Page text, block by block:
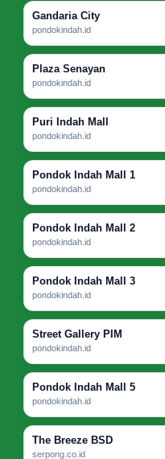
Gandaria City
pondokindah.id
Plaza Senayan
pondokindah.id
Puri Indah Mall
pondokindah.id
Pondok Indah Mall 1
pondokindah.id
Pondok Indah Mall 2
pondokindah.id
Pondok Indah Mall 3
pondokindah.id
Street Gallery PIM
pondokindah.id
Pondok Indah Mall 5
pondokindah.id
The Breeze BSD
serpong.co.id